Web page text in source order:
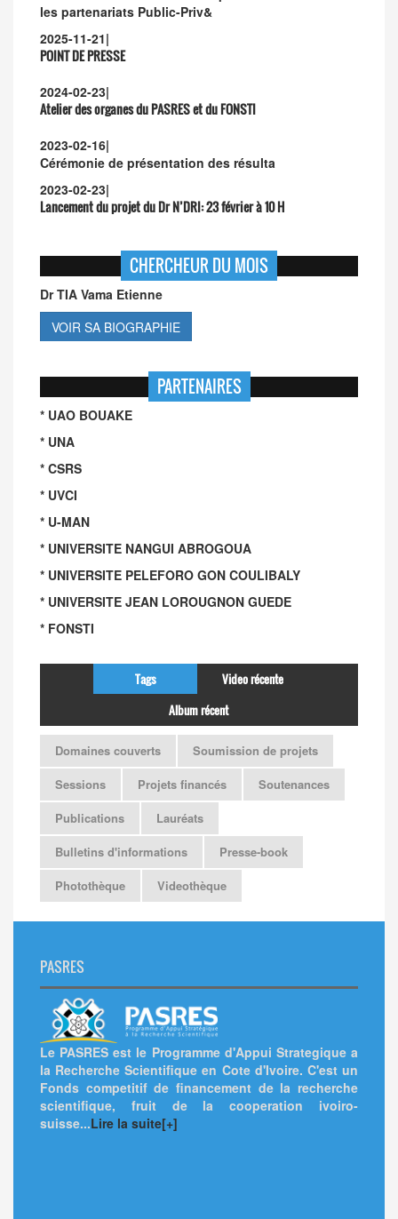
les partenariats Public-Priv&
2025-11-21|
POINT DE PRESSE
2024-02-23|
Atelier des organes du PASRES et du FONSTI
2023-02-16|
Cérémonie de présentation des résulta
2023-02-23|
Lancement du projet du Dr N’DRI:23 février à 10 H
CHERCHEUR DU MOIS
Dr TIA Vama Etienne
VOIR SA BIOGRAPHIE
PARTENAIRES
* UAO BOUAKE
* UNA
* CSRS
* UVCI
* U-MAN
* UNIVERSITE NANGUI ABROGOUA
* UNIVERSITE PELEFORO GON COULIBALY
* UNIVERSITE JEAN LOROUGNON GUEDE
* FONSTI
Tags
Video récente
Album récent
Domaines couverts
Soumission de projets
Sessions
Projets financés
Soutenances
Publications
Lauréats
Bulletins d'informations
Presse-book
Photothèque
Videothèque
PASRES
Le PASRES est le Programme d'Appui Strategique a
la Recherche Scientifique en Cote d'Ivoire. C'est un
Fonds competitif de financement de la recherche
scientifique, fruit de la cooperation ivoiro-
suisse...Lire la suite[+]